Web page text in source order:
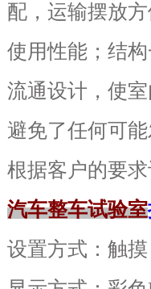
配，运输摆
使用性能；结
流通设计，使
避免了任何可能
根据客户的要求订
汽车整车试验室
设置方式：触摸